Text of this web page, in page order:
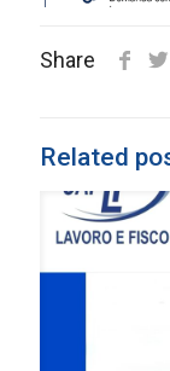
Share
Related